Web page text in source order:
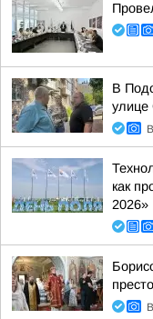
В
улице
как
2026»